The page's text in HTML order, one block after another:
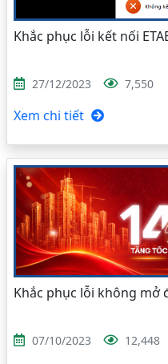
Khắc phục lỗi kết nối
27/12/2023 7,550
Xem chi tiết
Khắc phục lỗi không mở
07/10/2023 12,448